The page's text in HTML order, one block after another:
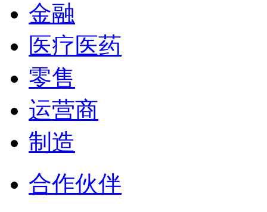
金融
医疗医药
零售
运营商
制造
合作伙伴